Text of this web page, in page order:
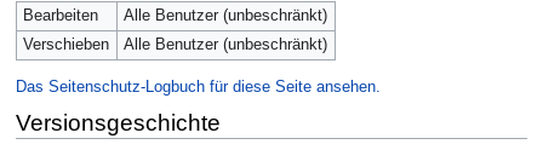
Bearbeiten
Alle Benutzer (unbeschränkt)
Verschieben
Alle Benutzer (unbeschränkt)
Das Seitenschutz-Logbuch für diese Seite ansehen.
Versionsgeschichte